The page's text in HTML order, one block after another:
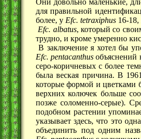
Они довольно маленькие,
для правильной
более, у Efc. tetraxiphus 16-18,
Efc. albatus, который со
трудно, и кроме умеренно
В заключение я хотел бы
Еfc. pentacanthus объяснений
серо-коричневых с более
была веская причина. В
которые формой и цветками
верхних колючек больше
позже соломенно-серые).
подобном растении
указывает здесь, что это
объединить под одним